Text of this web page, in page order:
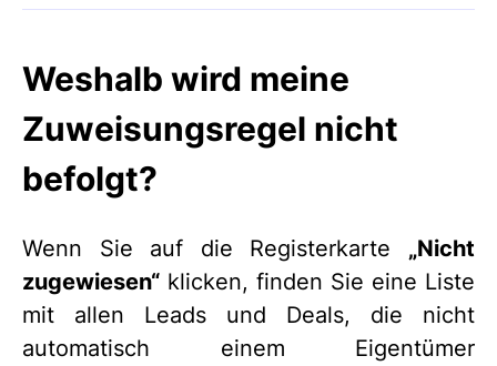
Weshalb wird meine
Zuweisungsregel nicht
befolgt?
Wenn Sie auf die Registerkarte „Nicht
zugewiesen“ klicken, finden Sie eine Liste
mit allen Leads und Deals, die nicht
automatisch einem Eigentümer